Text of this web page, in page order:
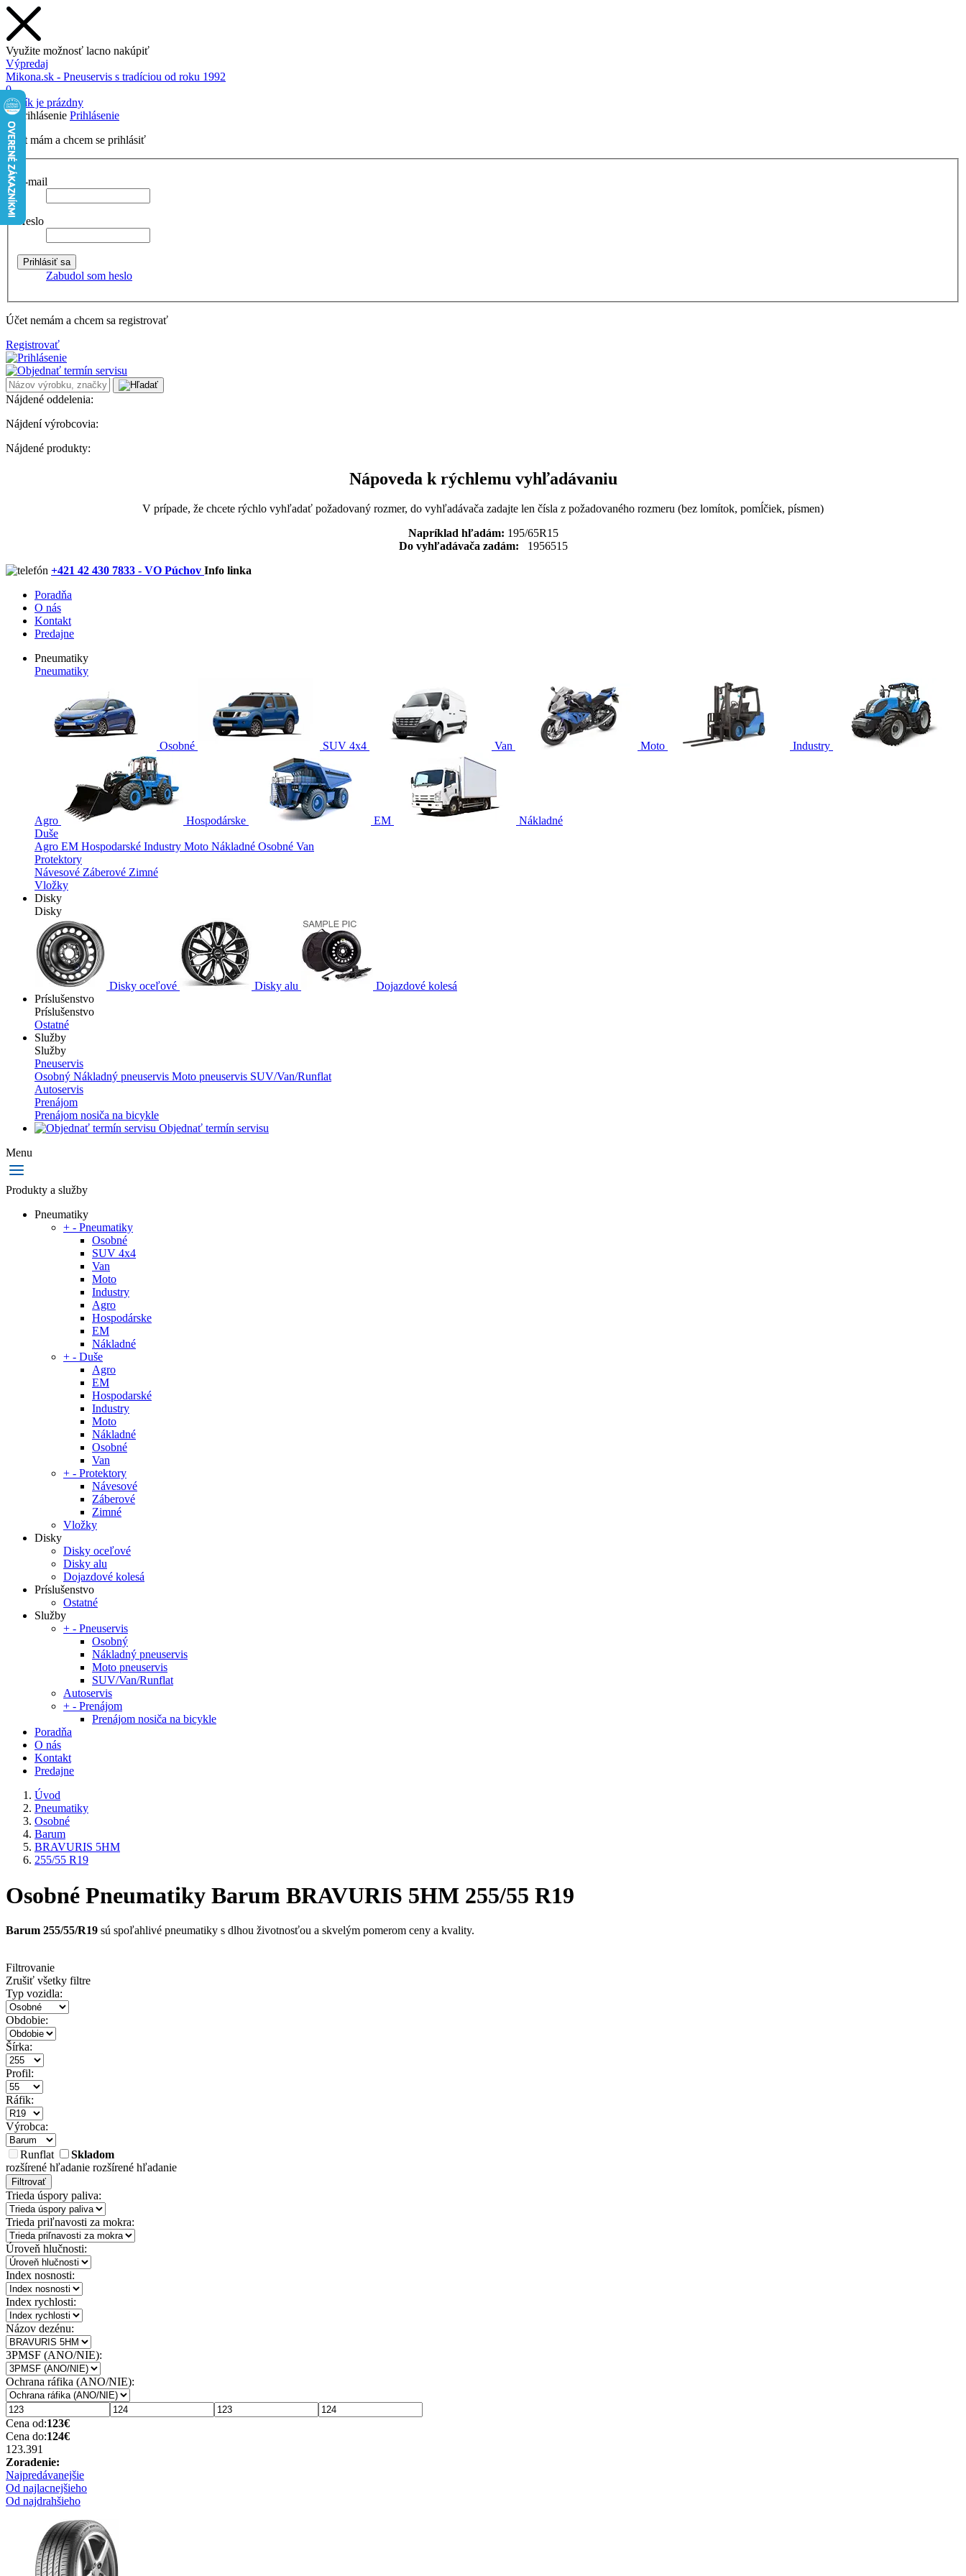
Využite možnosť lacno nakúpiť
Výpredaj
Mikona.sk - Pneuservis s tradíciou od roku 1992
0
Košík je prázdny
Prihlásenie
Účet mám a chcem se prihlásiť
E-mail
Heslo
Zabudol som heslo
Účet nemám a chcem sa registrovať
Registrovať
Nájdené oddelenia:
Nájdení výrobcovia:
Nájdené produkty:
Nápoveda k rýchlemu vyhľadávaniu
V prípade, že chcete rýchlo vyhľadať požadovaný rozmer, do vyhľadávača zadajte len čísla z požadovaného rozmeru (bez lomítok, pomĺčiek, písmen)
Napríklad hľadám: 195/65R15
Do vyhľadávača zadám: 1956515
+421 42 430 7833 - VO Púchov Info linka
Poradňa
O nás
Kontakt
Predajne
Pneumatiky
Pneumatiky
Osobné SUV 4x4 Van Moto Industry
Agro Hospodárske EM
Nákladné
Duše
Agro EM Hospodarské Industry Moto Nákladné Osobné Van
Protektory
Návesové Záberové Zimné
Vložky
Disky
Disky
Disky oceľové Disky alu
Dojazdové kolesá
Príslušenstvo
Príslušenstvo
Ostatné
Služby
Služby
Pneuservis
Osobný Nákladný pneuservis Moto pneuservis SUV/Van/Runflat
Autoservis
Prenájom
Prenájom nosiča na bicykle
Objednať termín servisu
Menu
Produkty a služby
Pneumatiky
+ - Pneumatiky
Osobné
SUV 4x4
Van
Moto
Industry
Agro
Hospodárske
EM
Nákladné
+ - Duše
Agro
EM
Hospodarské
Industry
Moto
Nákladné
Osobné
Van
+ - Protektory
Návesové
Záberové
Zimné
Vložky
Disky
Disky oceľové
Disky alu
Dojazdové kolesá
Príslušenstvo
Ostatné
Služby
+ - Pneuservis
Osobný
Nákladný pneuservis
Moto pneuservis
SUV/Van/Runflat
Autoservis
+ - Prenájom
Prenájom nosiča na bicykle
Poradňa
O nás
Kontakt
Predajne
Úvod
Pneumatiky
Osobné
Barum
BRAVURIS 5HM
255/55 R19
Osobné Pneumatiky Barum BRAVURIS 5HM 255/55 R19
Barum 255/55/R19 sú spoľahlivé pneumatiky s dlhou životnosťou a skvelým pomerom ceny a kvality.
Filtrovanie
Zrušiť všetky filtre
Typ vozidla:
Obdobie:
Šírka:
Profil:
Ráfik:
Výrobca:
Runflat
Skladom
rozšírené hľadanie rozšírené hľadanie
Filtrovať
Trieda úspory paliva:
Trieda priľnavosti za mokra:
Úroveň hlučnosti:
Index nosnosti:
Index rychlosti:
Názov dezénu:
3PMSF (ANO/NIE):
Ochrana ráfika (ANO/NIE):
Cena od:123€
Cena do:124€
123.391
Zoradenie:
Najpredávanejšie
Od najlacnejšieho
Od najdrahšieho